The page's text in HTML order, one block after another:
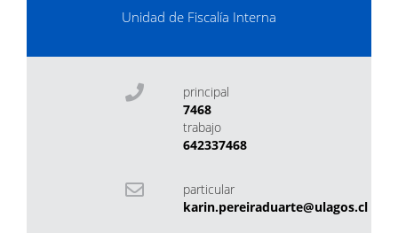
Unidad de Fiscalía Interna
principal
7468
trabajo
642337468
particular
karin.pereiraduarte@ulagos.cl